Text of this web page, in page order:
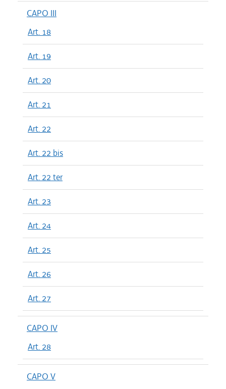
CAPO III
Art. 18
Art. 19
Art. 20
Art. 21
Art. 22
Art. 22 bis
Art. 22 ter
Art. 23
Art. 24
Art. 25
Art. 26
Art. 27
CAPO IV
Art. 28
CAPO V